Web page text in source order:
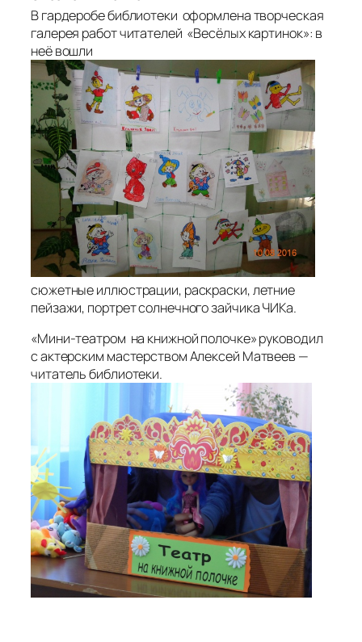
В гардеробе библиотеки оформлена творческая
галерея работ читателей «Весёлых картинок»: в
неё вошли
сюжетные иллюстрации, раскраски, летние
пейзажи, портрет солнечного зайчика ЧИКа.
«Мини-театром на книжной полочке» руководил
с актерским мастерством Алексей Матвеев —
читатель библиотеки.